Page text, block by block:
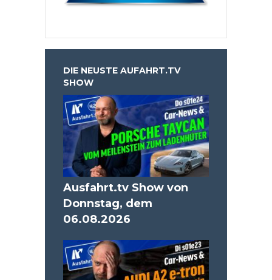
DIE NEUSTE AUFAHRT.TV
SHOW
Ausfahrt.tv Show von
Donnstag, dem
06.08.2026